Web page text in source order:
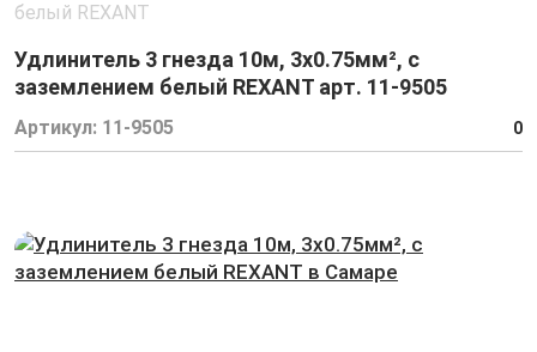
белый REXANT
Удлинитель 3 гнезда 10м, 3х0.75мм², с
заземлением белый REXANT арт. 11-9505
Артикул: 11-9505 0